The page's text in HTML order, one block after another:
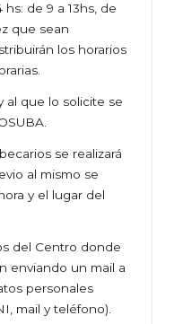
de 9 a 13hs, de
que sean
los horarios
al que lo solicite se
se realizará
al mismo se
y el lugar del
del Centro donde
enviando un mail a
personales
mail y teléfono).